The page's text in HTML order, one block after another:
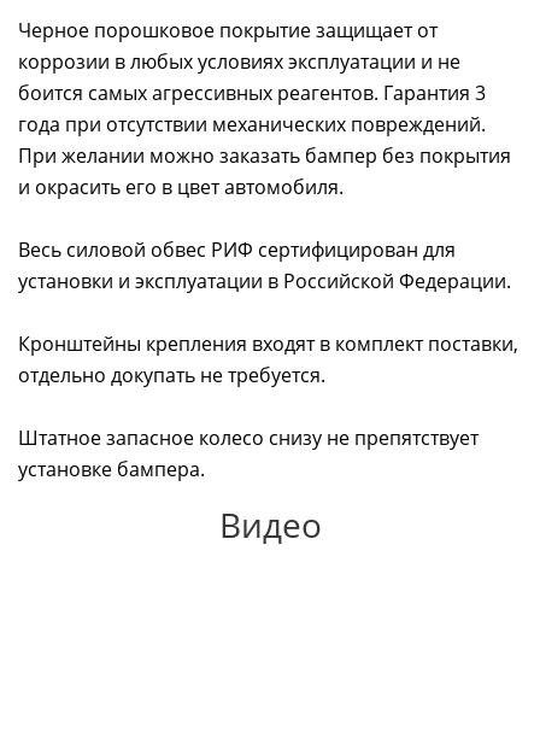
Черное порошковое покрытие защищает от
коррозии в любых условиях эксплуатации и не
боится самых агрессивных реагентов. Гарантия 3
года при отсутствии механических повреждений.
При желании можно заказать бампер без покрытия
и окрасить его в цвет автомобиля.
Весь силовой обвес РИФ сертифицирован для
установки и эксплуатации в Российской Федерации.
Кронштейны крепления входят в комплект поставки,
отдельно докупать не требуется.
Штатное запасное колесо снизу не препятствует
установке бампера.
Видео